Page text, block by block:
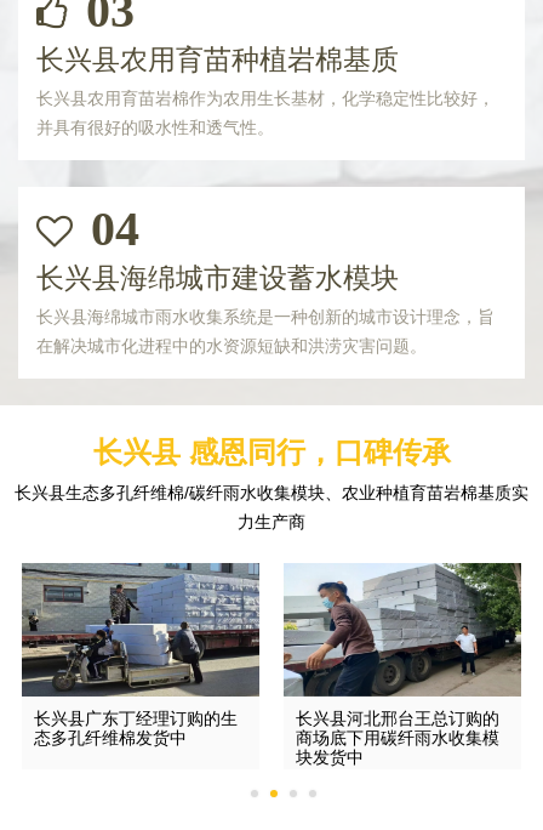
长兴县农用育苗种植岩棉基质
长兴县农用育苗岩棉作为农用生长基材，化学稳定性比较好，
并具有很好的吸水性和透气性。
04
长兴县海绵城市建设蓄水模块
长兴县海绵城市雨水收集系统是一种创新的城市设计理念，旨
在解决城市化进程中的水资源短缺和洪涝灾害问题。
长兴县 感恩同行，口碑传承
长兴县生态多孔纤维棉/碳纤雨水收集模块、农业种植育苗岩棉基质实
力生产商
长兴县广东丁经理订购的生
态多孔纤维棉发货中
长兴县河北邢台王总订购的
商场底下用碳纤雨水收集模
块发货中